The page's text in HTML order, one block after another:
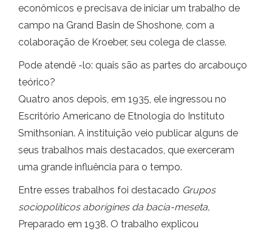
econômicos e precisava de iniciar um trabalho de
campo na Grand Basin de Shoshone, com a
colaboração de Kroeber, seu colega de classe.
Pode atendê -lo: quais são as partes do arcabouço
teórico?
Quatro anos depois, em 1935, ele ingressou no
Escritório Americano de Etnologia do Instituto
Smithsonian. A instituição veio publicar alguns de
seus trabalhos mais destacados, que exerceram
uma grande influência para o tempo.
Entre esses trabalhos foi destacado Grupos
sociopolíticos aborígines da bacia-meseta,
Preparado em 1938. O trabalho explicou